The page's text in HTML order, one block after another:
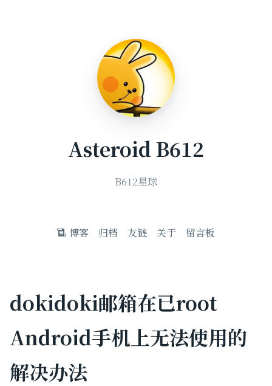
Asteroid B612
B612星球
博客 归档 友链 关于 留言板
dokidoki邮箱在已root
Android手机上无法使用的
解决办法